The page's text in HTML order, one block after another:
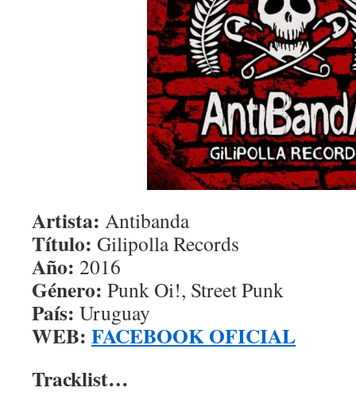
Artista: Antibanda
Título: Gilipolla Records
Año: 2016
Género: Punk Oi!, Street Punk
País: Uruguay
WEB: FACEBOOK OFICIAL
Tracklist…